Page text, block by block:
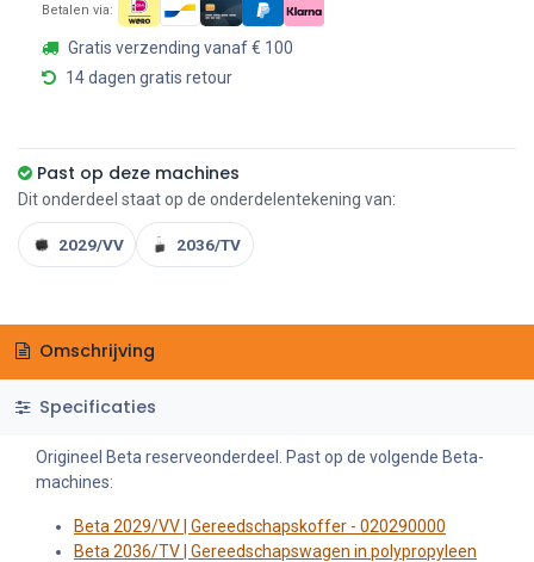
Betalen via:
Gratis verzending vanaf € 100
14 dagen gratis retour
Past op deze machines
Dit onderdeel staat op de onderdelentekening van:
2029/VV 2036/TV
Omschrijving
Specificaties
Origineel Beta reserveonderdeel. Past op de volgende Beta-
machines:
Beta 2029/VV | Gereedschapskoffer - 020290000
Beta 2036/TV | Gereedschapswagen in polypropyleen